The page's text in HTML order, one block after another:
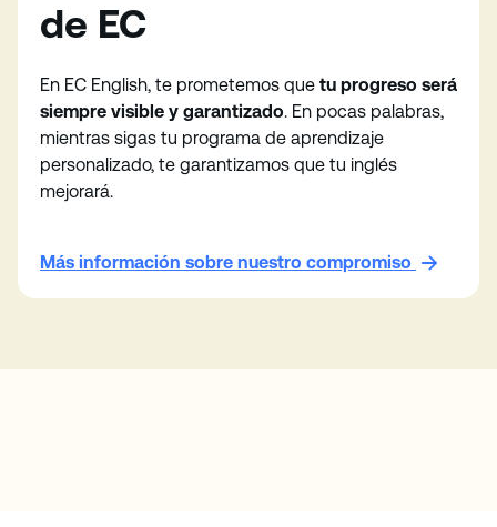
de EC
En EC English, te prometemos que tu progreso será
siempre visible y garantizado. En pocas palabras,
mientras sigas tu programa de aprendizaje
personalizado, te garantizamos que tu inglés
mejorará.
Más información sobre nuestro compromiso